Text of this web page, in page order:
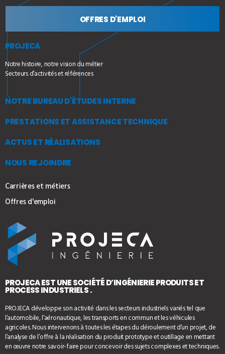
OFFRES D'EMPLOI
PROJECA
Notre histoire, notre vision du métier
Secteurs d’activités et références
NOTRE BUREAU D'ÉTUDES INTERNE
PRESTATIONS ET ASSISTANCE TECHNIQUE
ACTUS ET RÉALISATIONS
NOUS REJOINDRE
Carrières et métiers
Offres d'emploi
PROJECA EST UNE SOCIÉTÉ D’INGÉNIERIE PRODUITS ET
PROCESS INDUSTRIELS .
PROJECA développe son activité dans les secteurs industriels variés tel que
l’automobile, l’aéronautique, les transports en commun et les véhicules
agricoles. Nous intervenons à toutes les étapes du déroulement d’un projet, de
l’analyse de l’offre à la réalisation du produit prototype et outillage en mettant
en œuvre notre savoir-faire pour concevoir des sujets complexes et techniques.